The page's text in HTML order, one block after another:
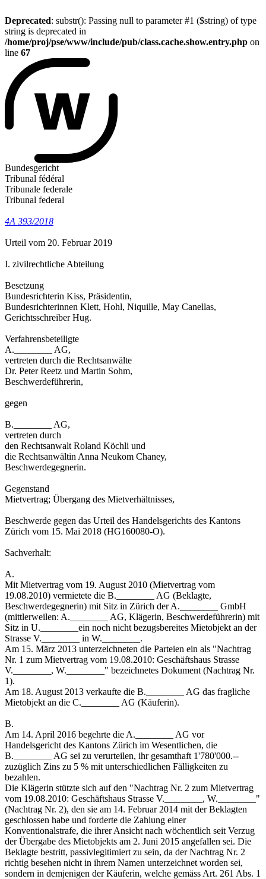
Deprecated: substr(): Passing null to parameter #1 ($string) of type
string is deprecated in
/home/proj/pse/www/include/pub/class.cache.show.entry.php on
line 67
Bundesgericht
Tribunal fédéral
Tribunale federale
Tribunal federal
4A 393/2018
Urteil vom 20. Februar 2019
I. zivilrechtliche Abteilung
Besetzung
Bundesrichterin Kiss, Präsidentin,
Bundesrichterinnen Klett, Hohl, Niquille, May Canellas,
Gerichtsschreiber Hug.
Verfahrensbeteiligte
A.________ AG,
vertreten durch die Rechtsanwälte
Dr. Peter Reetz und Martin Sohm,
Beschwerdeführerin,
gegen
B.________ AG,
vertreten durch
den Rechtsanwalt Roland Köchli und
die Rechtsanwältin Anna Neukom Chaney,
Beschwerdegegnerin.
Gegenstand
Mietvertrag; Übergang des Mietverhältnisses,
Beschwerde gegen das Urteil des Handelsgerichts des Kantons
Zürich vom 15. Mai 2018 (HG160080-O).
Sachverhalt:
A.
Mit Mietvertrag vom 19. August 2010 (Mietvertrag vom
19.08.2010) vermietete die B.________ AG (Beklagte,
Beschwerdegegnerin) mit Sitz in Zürich der A.________ GmbH
(mittlerweilen: A.________ AG, Klägerin, Beschwerdeführerin) mit
Sitz in U.________ein noch nicht bezugsbereites Mietobjekt an der
Strasse V.________ in W.________.
Am 15. März 2013 unterzeichneten die Parteien ein als "Nachtrag
Nr. 1 zum Mietvertrag vom 19.08.2010: Geschäftshaus Strasse
V.________, W.________" bezeichnetes Dokument (Nachtrag Nr.
1).
Am 18. August 2013 verkaufte die B.________ AG das fragliche
Mietobjekt an die C.________ AG (Käuferin).
B.
Am 14. April 2016 begehrte die A.________ AG vor
Handelsgericht des Kantons Zürich im Wesentlichen, die
B.________ AG sei zu verurteilen, ihr gesamthaft 1'780'000.--
zuzüglich Zins zu 5 % mit unterschiedlichen Fälligkeiten zu
bezahlen.
Die Klägerin stützte sich auf den "Nachtrag Nr. 2 zum Mietvertrag
vom 19.08.2010: Geschäftshaus Strasse V.________, W.________"
(Nachtrag Nr. 2), den sie am 14. Februar 2014 mit der Beklagten
geschlossen habe und forderte die Zahlung einer
Konventionalstrafe, die ihrer Ansicht nach wöchentlich seit Verzug
der Übergabe des Mietobjekts am 2. Juni 2015 angefallen sei. Die
Beklagte bestritt, passivlegitimiert zu sein, da der Nachtrag Nr. 2
richtig besehen nicht in ihrem Namen unterzeichnet worden sei,
sondern in demjenigen der Käuferin, welche gemäss Art. 261 Abs. 1